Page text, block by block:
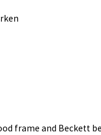
frame and Beckett